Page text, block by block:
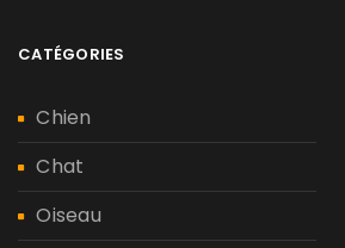
CATÉGORIES
Chien
Chat
Oiseau